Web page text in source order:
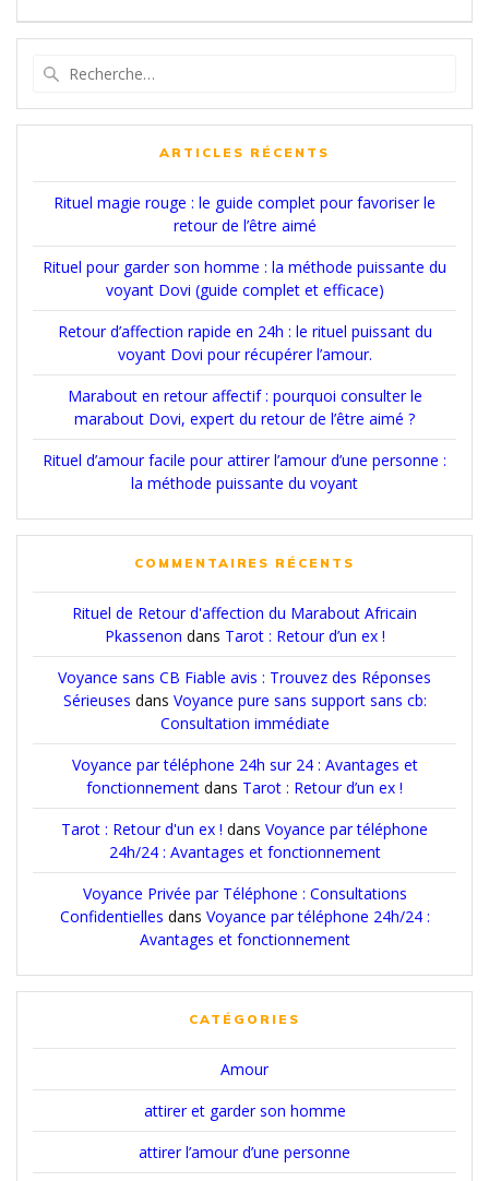
:
ARTICLES RÉCENTS
Rituel magie rouge : le guide complet pour favoriser le
retour de l’être aimé
Rituel pour garder son homme : la méthode puissante du
voyant Dovi (guide complet et efficace)
Retour d’affection rapide en 24h : le rituel puissant du
voyant Dovi pour récupérer l’amour.
Marabout en retour affectif : pourquoi consulter le
marabout Dovi, expert du retour de l’être aimé ?
Rituel d’amour facile pour attirer l’amour d’une personne :
la méthode puissante du voyant
COMMENTAIRES RÉCENTS
Rituel de Retour d'affection du Marabout Africain
Pkassenon dans Tarot : Retour d’un ex !
Voyance sans CB Fiable avis : Trouvez des Réponses
Sérieuses dans Voyance pure sans support sans cb:
Consultation immédiate
Voyance par téléphone 24h sur 24 : Avantages et
fonctionnement dans Tarot : Retour d’un ex !
Tarot : Retour d'un ex ! dans Voyance par téléphone
24h/24 : Avantages et fonctionnement
Voyance Privée par Téléphone : Consultations
Confidentielles dans Voyance par téléphone 24h/24 :
Avantages et fonctionnement
CATÉGORIES
Amour
attirer et garder son homme
attirer l’amour d’une personne